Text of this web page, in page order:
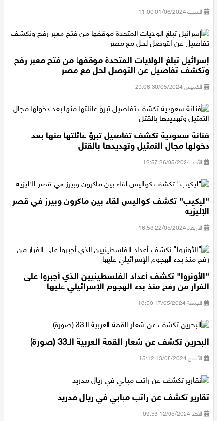
السبت 01/06/2024 11:00
إسرائيل تبلغ الولايات المتحدة موقفها من فتح معبر رفح
وتكشف تفاصيل عن التوصل لحل مع مصر
الخميس 30/05/2024 20:06
فنانة سعودية تكشف تفاصيل تبرؤ عائلتها منها بعد
دخولها مجال التمثيل وتهديدها بالقتل
الأحد 26/05/2024 12:57
"ليكيب" تكشف كواليس لقاء بين ماكرون وبيرز في قصر
الإليزيه
الأربعاء 22/05/2024 16:53
"الأونروا" تكشف أعداد الفلسطينيين الذي أجبروا على
الفرار من رفح منذ بدء الهجوم الإسرائيلي عليها
الجمعة 17/05/2024 13:50
البحرين تكشف عن شعار القمة العربية الـ33 (صورة)
الأثنين 13/05/2024 15:12
تقارير تكشف عن راتب مبابي في ريال مدريد
الأحد 12/05/2024 09:53